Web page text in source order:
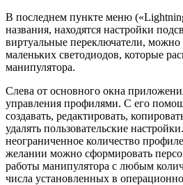
В последнем пункте меню
названия, находятся настройки
виртуальные переключатели, можно
маленьких светодиодов, которые
манипулятора.
Слева от основного окна
управления профилями. С его
создавать, редактировать,
удалять пользовательские
неограниченное количество
желании можно сформировать
работы манипулятора с любым
числа установленных в